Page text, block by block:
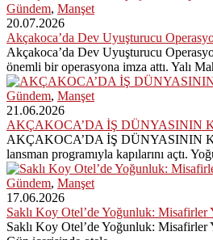
Gündem, Manşet
20.07.2026
Akçakoca’da Dev Uyuşturucu
Akçakoca’da Dev Uyuşturucu
önemli bir operasyona imza attı. Yalı
Gündem, Manşet
21.06.2026
AKÇAKOCA’DA İŞ
AKÇAKOCA’DA İŞ DÜNYASININ
lansman programıyla kapılarını açtı.
Gündem, Manşet
17.06.2026
Saklı Koy Otel’de Yoğunluk: Misafirler
Saklı Koy Otel’de Yoğunluk: